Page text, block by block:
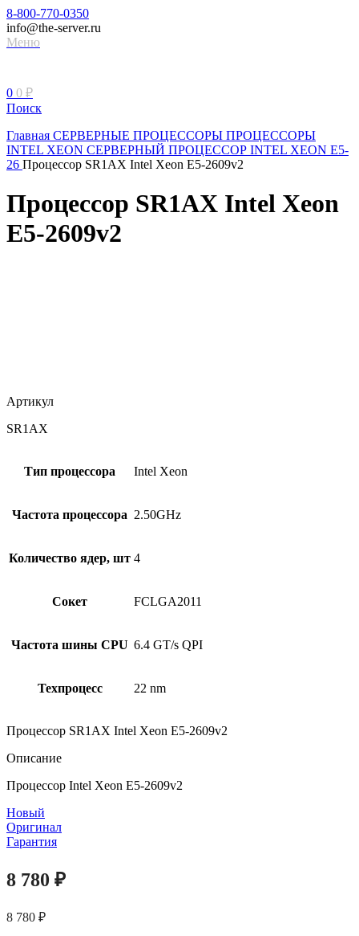
8-800-770-0350
info@the-server.ru
Меню
0 0 ₽
Поиск
Главная СЕРВЕРНЫЕ ПРОЦЕССОРЫ ПРОЦЕССОРЫ
INTEL XEON СЕРВЕРНЫЙ ПРОЦЕССОР INTEL XEON Е5-
26 Процессор SR1AX Intel Xeon E5-2609v2
Процессор SR1AX Intel Xeon
E5-2609v2
Артикул
SR1AX
Тип процессора Intel Xeon
Частота процессора 2.50GHz
Количество ядер, шт 4
Сокет FCLGA2011
Частота шины CPU 6.4 GT/s QPI
Техпроцесс 22 nm
Процессор SR1AX Intel Xeon E5-2609v2
Описание
Процессор Intel Xeon E5-2609v2
Новый
Оригинал
Гарантия
8 780 ₽
8 780 ₽